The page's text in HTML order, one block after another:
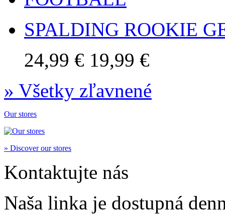
SPALDING ROOKIE
24,99 € 19,99 €
» Všetky zľavnené
Our stores
» Discover our stores
Kontaktujte nás
Naša linka je dostupná